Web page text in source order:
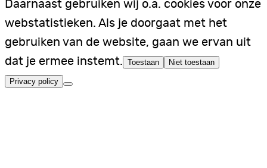
Daarnaast gebruiken wij o.a. cookies voor onze
webstatistieken. Als je doorgaat met het
gebruiken van de website, gaan we ervan uit
dat je ermee instemt. Toestaan Niet toestaan
Privacy policy